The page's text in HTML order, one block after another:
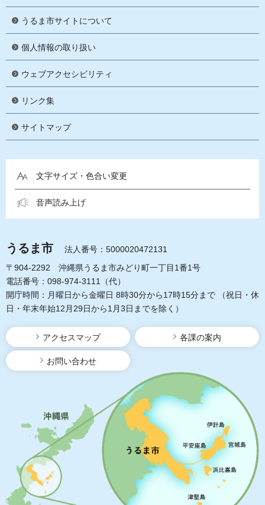
うるま市サイトについて
個人情報の取り扱い
ウェブアクセシビリティ
リンク集
サイトマップ
文字サイズ・色合い変更
音声読み上げ
うるま市
法人番号：5000020472131
〒904-2292 沖縄県うるま市みどり町一丁目1番1号
電話番号：098-974-3111（代）
開庁時間：月曜日から金曜日 8時30分から17時15分まで
（祝日・休
日・年末年始12月29日から1月3日までを除く）
アクセスマップ 各課の案内
お問い合わせ